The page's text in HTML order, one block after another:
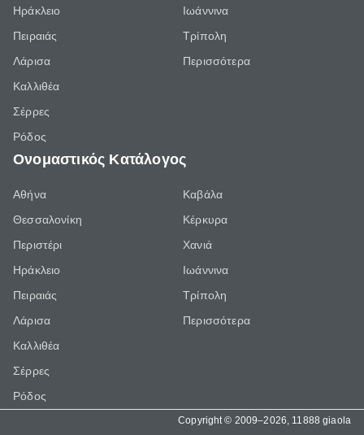
Ηράκλειο
Πειραιάς
Λάρισα
Καλλιθέα
Σέρρες
Ρόδος
Ιωάννινα
Τρίπολη
Περισσότερα
Ονομαστικός Κατάλογος
Αθήνα
Θεσσαλονίκη
Περιστέρι
Ηράκλειο
Πειραιάς
Λάρισα
Καλλιθέα
Σέρρες
Ρόδος
Καβάλα
Κέρκυρα
Χανιά
Ιωάννινα
Τρίπολη
Περισσότερα
Copyright © 2009–2026, 11888 giaola